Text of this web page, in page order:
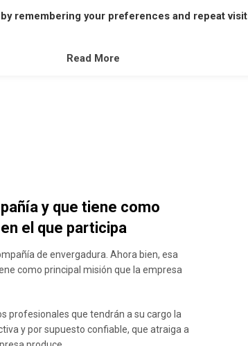
D E F G H I J K L M
y que tiene como
el que participa
de envergadura. Ahora bien, esa
como principal misión que la empresa
profesionales que tendrán a su cargo la
y por supuesto confiable, que atraiga a
remembering your preferences and repeat
Read More